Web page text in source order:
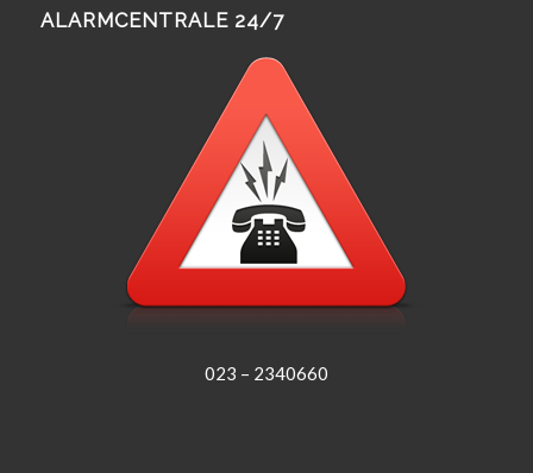
ALARMCENTRALE 24/7
023 – 2340660